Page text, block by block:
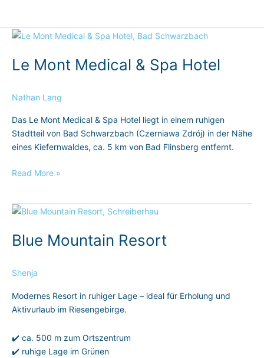
Le Mont Medical & Spa Hotel
Nathan Lang
Das Le Mont Medical & Spa Hotel liegt in einem ruhigen
Stadtteil von Bad Schwarzbach (Czerniawa Zdrój) in der Nähe
eines Kiefernwaldes, ca. 5 km von Bad Flinsberg entfernt.
Le
Medical
Hotel
Read More »
Blue Mountain Resort
Shenja
Modernes Resort in ruhiger Lage – ideal für Erholung und
Aktivurlaub im Riesengebirge.
✔️ ca. 500 m zum Ortszentrum
✔️ ruhige Lage im Grünen
Blue
Resort